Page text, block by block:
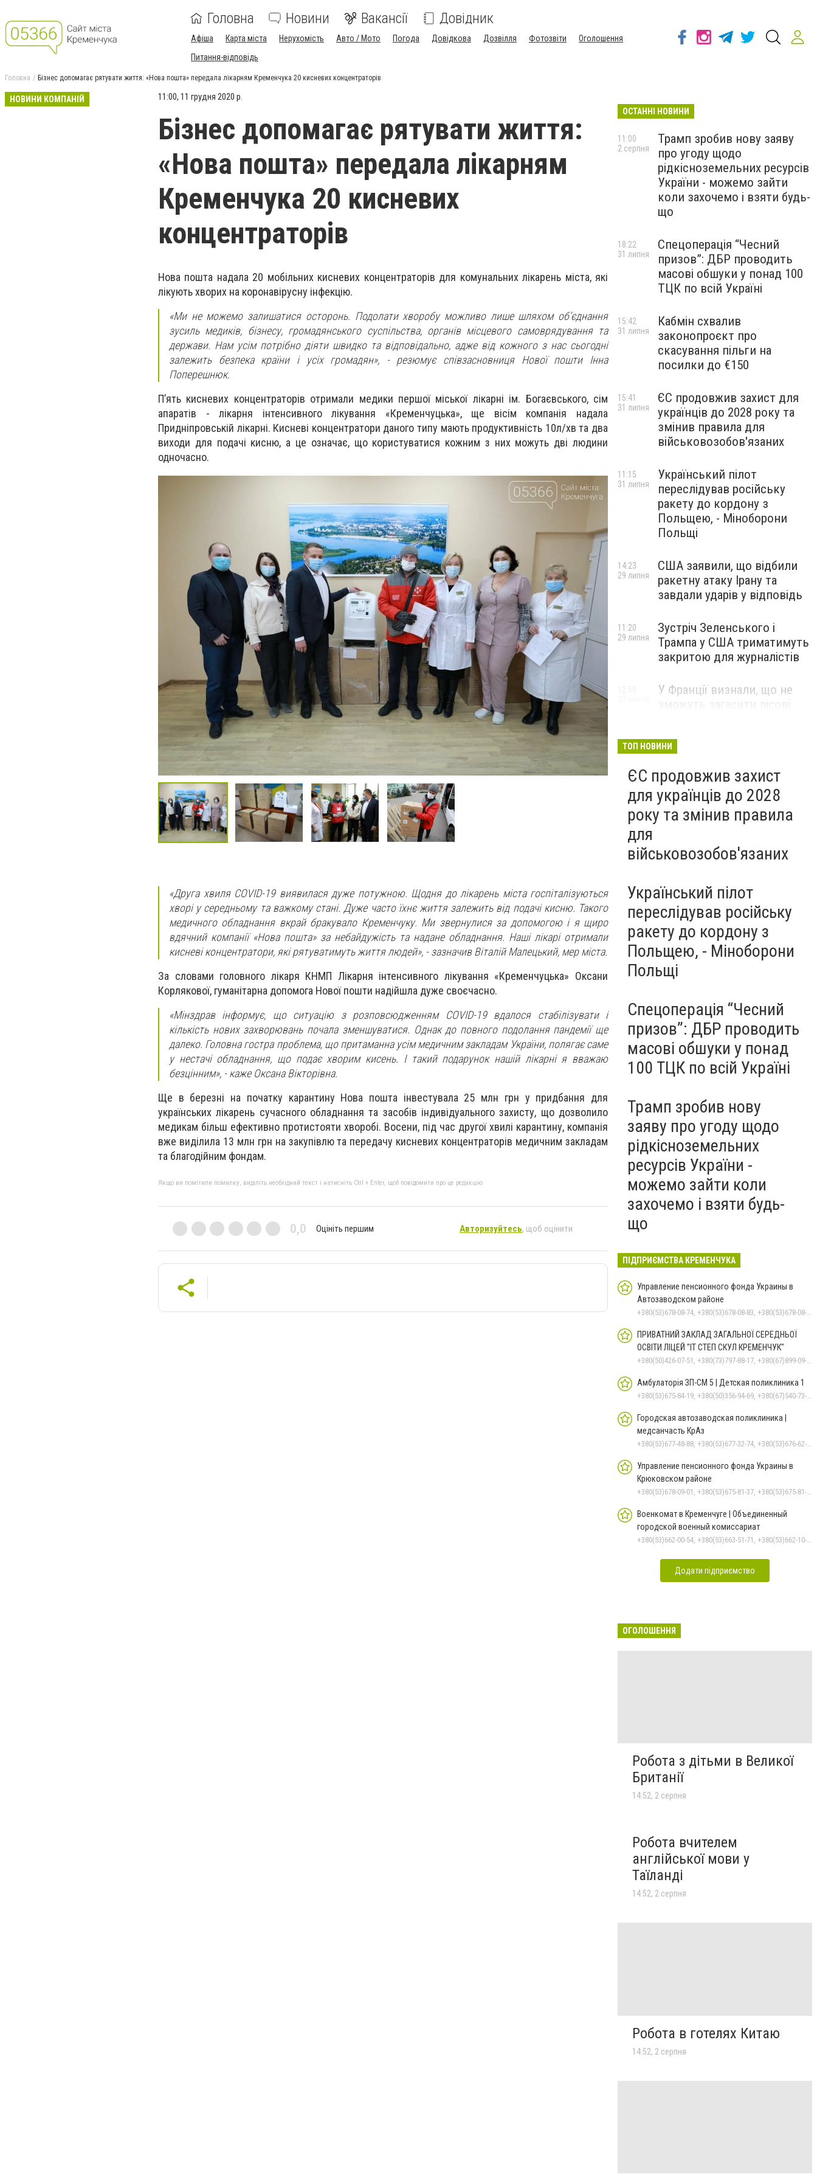
Головна Новини Вакансії Довідник
Афіша Карта міста Нерухомість Авто / Мото Погода Довідкова Дозвілля Фотозвіти
Оголошення
Питання-відповідь
Головна Бізнес допомагає рятувати життя: «Нова пошта» передала лікарням Кременчука 20 кисневих концентраторів
НОВИНИ КОМПАНІЙ 11:00, 11 грудня 2020 р.
Бізнес допомагає рятувати життя:
«Нова пошта» передала лікарням
Кременчука 20 кисневих
концентраторів
Нова пошта надала 20 мобільних кисневих концентраторів для комунальних лікарень міста, які
лікують хворих на коронавірусну інфекцію.
«Ми не можемо залишатися осторонь. Подолати хворобу можливо лише шляхом об’єднання
зусиль медиків, бізнесу, громадянського суспільства, органів місцевого самоврядування та
держави. Нам усім потрібно діяти швидко та відповідально, адже від кожного з нас сьогодні
залежить безпека країни і усіх громадян», - резюмує співзасновниця Нової пошти Інна
Поперешнюк.
П’ять кисневих концентраторів отримали медики першої міської лікарні ім. Богаєвського, сім
апаратів - лікарня інтенсивного лікування «Кременчуцька», ще вісім компанія надала
Придніпровській лікарні. Кисневі концентратори даного типу мають продуктивність 10л/хв та два
виходи для подачі кисню, а це означає, що користуватися кожним з них можуть дві людини
одночасно.
«Друга хвиля COVID-19 виявилася дуже потужною. Щодня до лікарень міста госпіталізуються
хворі у середньому та важкому стані. Дуже часто їхнє життя залежить від подачі кисню. Такого
медичного обладнання вкрай бракувало Кременчуку. Ми звернулися за допомогою і я щиро
вдячний компанії «Нова пошта» за небайдужість та надане обладнання. Наші лікарі отримали
кисневі концентратори, які рятуватимуть життя людей», - зазначив Віталій Малецький, мер міста.
За словами головного лікаря КНМП Лікарня інтенсивного лікування «Кременчуцька» Оксани
Корлякової, гуманітарна допомога Нової пошти надійшла дуже своєчасно.
«Мінздрав інформує, що ситуацію з розповсюдженням COVID-19 вдалося стабілізувати і
кількість нових захворювань почала зменшуватися. Однак до повного подолання пандемії ще
далеко. Головна гостра проблема, що притаманна усім медичним закладам України, полягає саме
у нестачі обладнання, що подає хворим кисень. І такий подарунок нашій лікарні я вважаю
безцінним», - каже Оксана Вікторівна.
Ще в березні на початку карантину Нова пошта інвестувала 25 млн грн у придбання для
українських лікарень сучасного обладнання та засобів індивідуального захисту, що дозволило
медикам більш ефективно протистояти хворобі. Восени, під час другої хвилі карантину, компанія
вже виділила 13 млн грн на закупівлю та передачу кисневих концентраторів медичним закладам
та благодійним фондам.
Якщо ви помітили помилку, виділіть необхідний текст і натисніть Ctrl + Enter, щоб повідомити про це редакцію
0,0 Оцініть першим Авторизуйтесь, щоб оцінити
ОСТАННІ НОВИНИ
Трамп зробив нову заяву
про угоду щодо
рідкісноземельних ресурсів
України - можемо зайти
коли захочемо і взяти будь-
що
11:00
2 серпня
Спецоперація “Чесний
призов”: ДБР проводить
масові обшуки у понад 100
ТЦК по всій Україні
18:22
31 липня
Кабмін схвалив
законопроєкт про
скасування пільги на
посилки до €150
15:42
31 липня
ЄС продовжив захист для
українців до 2028 року та
змінив правила для
військовозобов'язаних
15:41
31 липня
Український пілот
переслідував російську
ракету до кордону з
Польщею, - Міноборони
Польщі
11:15
31 липня
США заявили, що відбили
ракетну атаку Ірану та
завдали ударів у відповідь
14:23
29 липня
Зустріч Зеленського і
Трампа у США триматимуть
закритою для журналістів
11:20
29 липня
У Франції визнали, що не
ТОП НОВИНИ
ЄС продовжив захист
для українців до 2028
року та змінив правила
для
військовозобов'язаних
Український пілот
переслідував російську
ракету до кордону з
Польщею, - Міноборони
Польщі
Спецоперація “Чесний
призов”: ДБР проводить
масові обшуки у понад
100 ТЦК по всій Україні
Трамп зробив нову
заяву про угоду щодо
рідкісноземельних
ресурсів України -
можемо зайти коли
захочемо і взяти будь-
що
ПІДПРИЄМСТВА КРЕМЕНЧУКА
Управление пенсионного фонда Украины в
Автозаводском районе
+380(53)678-08-74, +380(53)678-08-83, +380(53)678-08-41, +380(53)678-08-86, +380(53)678-09-05
ПРИВАТНИЙ ЗАКЛАД ЗАГАЛЬНОЇ СЕРЕДНЬОЇ
ОСВІТИ ЛІЦЕЙ "ІТ СТЕП СКУЛ КРЕМЕНЧУК"
+380(50)426-07-51, +380(73)797-88-17, +380(67)899-09-16
Амбулаторія ЗП-СМ 5 | Детская поликлиника 1
+380(53)675-84-19, +380(50)356-94-69, +380(67)540-73-87
Городская автозаводская поликлиника |
медсанчасть КрАз
+380(53)677-48-88, +380(53)677-32-74, +380(53)676-62-99, +380536766187
Управление пенсионного фонда Украины в
Крюковском районе
+380(53)678-09-01, +380(53)675-81-37, +380(53)675-81-32, +380(53)675-81-40, +380(53)675-81-33, +380(53)675-81-38, +380(53)675-81-31, +380(53)678-08-87
Военкомат в Кременчуге | Объединенный
городской военный комиссариат
+380(53)662-00-54, +380(53)663-51-71, +380(53)662-10-35
Додати підприємство
ОГОЛОШЕННЯ
Робота з дітьми в Великої
Британії
14:52, 2 серпня
Робота вчителем
англійської мови у
Таїланді
14:52, 2 серпня
Робота в готелях Китаю
14:52, 2 серпня